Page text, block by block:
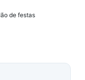
de festas